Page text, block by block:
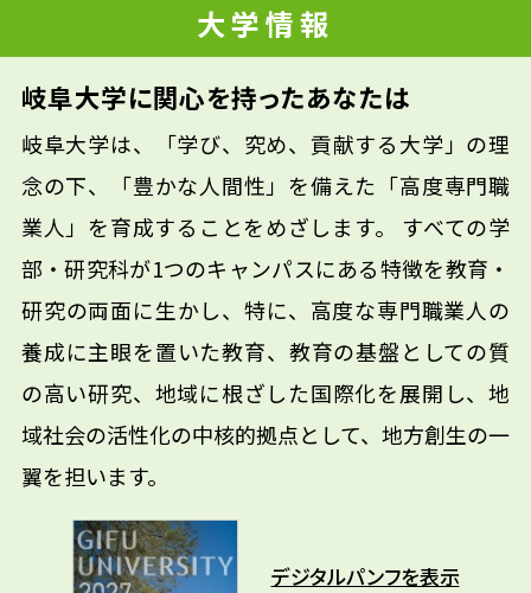
大学情報
岐阜大学に関心を持ったあなたは
岐阜大学は、「学び、究め、貢献する大学」の理
念の下、「豊かな人間性」を備えた「高度専門職
業人」を育成することをめざします。 すべての学
部・研究科が1つのキャンパスにある特徴を教育・
研究の両面に生かし、特に、高度な専門職業人の
養成に主眼を置いた教育、教育の基盤としての質
の高い研究、地域に根ざした国際化を展開し、地
域社会の活性化の中核的拠点として、地方創生の一
翼を担います。
デジタルパンフを表示